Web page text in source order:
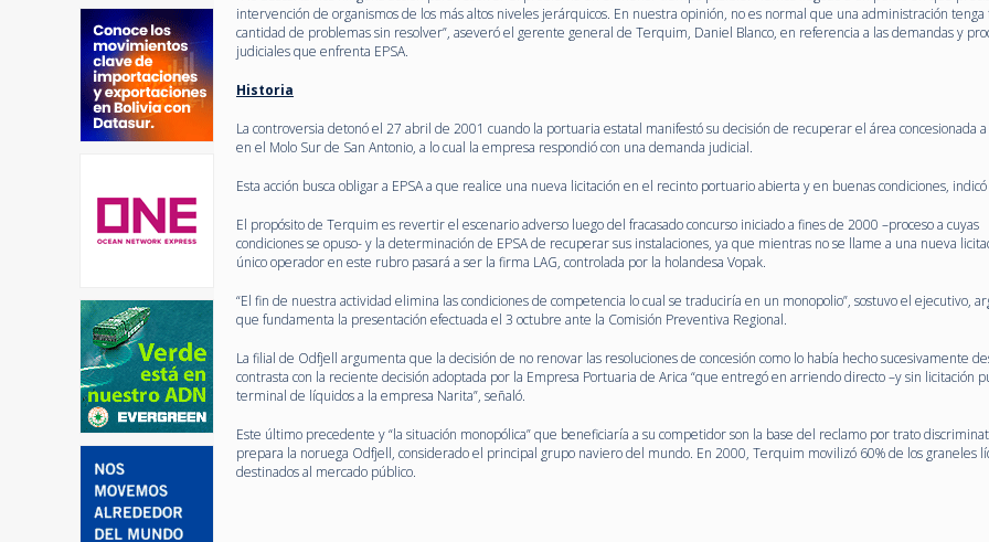
intervención de organismos de los más altos niveles jerárquicos. En nuestra opinión, no es normal que una administración tenga
cantidad de problemas sin resolver”, aseveró el gerente general de Terquim, Daniel Blanco, en referencia a las demandas y
judiciales que enfrenta EPSA.
Historia
La controversia detonó el 27 abril de 2001 cuando la portuaria estatal manifestó su decisión de recuperar el área concesionada
en el Molo Sur de San Antonio, a lo cual la empresa respondió con una demanda judicial.
Esta acción busca obligar a EPSA a que realice una nueva licitación en el recinto portuario abierta y en buenas condiciones, indicó
El propósito de Terquim es revertir el escenario adverso luego del fracasado concurso iniciado a fines de 2000 –proceso a cuyas
condiciones se opuso- y la determinación de EPSA de recuperar sus instalaciones, ya que mientras no se llame a una nueva
único operador en este rubro pasará a ser la firma LAG, controlada por la holandesa Vopak.
“El fin de nuestra actividad elimina las condiciones de competencia lo cual se traduciría en un monopolio”, sostuvo el ejecutivo,
que fundamenta la presentación efectuada el 3 octubre ante la Comisión Preventiva Regional.
La filial de Odfjell argumenta que la decisión de no renovar las resoluciones de concesión como lo había hecho sucesivamente
contrasta con la reciente decisión adoptada por la Empresa Portuaria de Arica “que entregó en arriendo directo –y sin licitación
terminal de líquidos a la empresa Narita”, señaló.
Este último precedente y “la situación monopólica” que beneficiaría a su competidor son la base del reclamo por trato
prepara la noruega Odfjell, considerado el principal grupo naviero del mundo. En 2000, Terquim movilizó 60% de los graneles
destinados al mercado público.